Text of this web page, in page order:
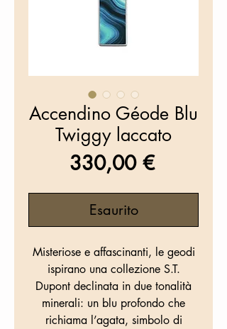
Accendino Géode Blu
Twiggy laccato
330,00 €Prezzo
Esaurito
Misteriose e affascinanti, le geodi
ispirano una collezione S.T.
Dupont declinata in due tonalità
minerali: un blu profondo che
richiama l’agata, simbolo di